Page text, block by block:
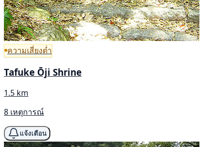
ความเสี่ยงต่ำ
Tafuke Ōji Shrine
1.5 km
8 เหตุการณ์
แจ้งเตือน